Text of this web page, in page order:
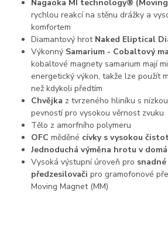
Nagaoka MI technology®
rychlou reakcí na stěnu drážky a
komfortem
Diamantový hrot Naked Eliptical
Výkonný Samarium - Cobaltový
kobaltové magnety samarium mají
energetický výkon, takže lze použít
než kdykoli předtím
Chvějka z tvrzeného hliníku s
pevností pro vysokou věrnost zvuku
Tělo z amorfního polymeru
OFC měděné cívky s vysokou
Jednoduchá výměna hrotu v
Vysoká výstupní úroveň pro
předzesilovači pro gramofonové
Moving Magnet (MM)